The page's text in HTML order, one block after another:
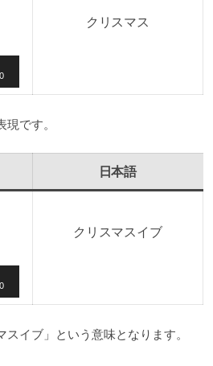
クリスマス
です。
日本語
クリスマスイブ
スイブ」という意味となります。